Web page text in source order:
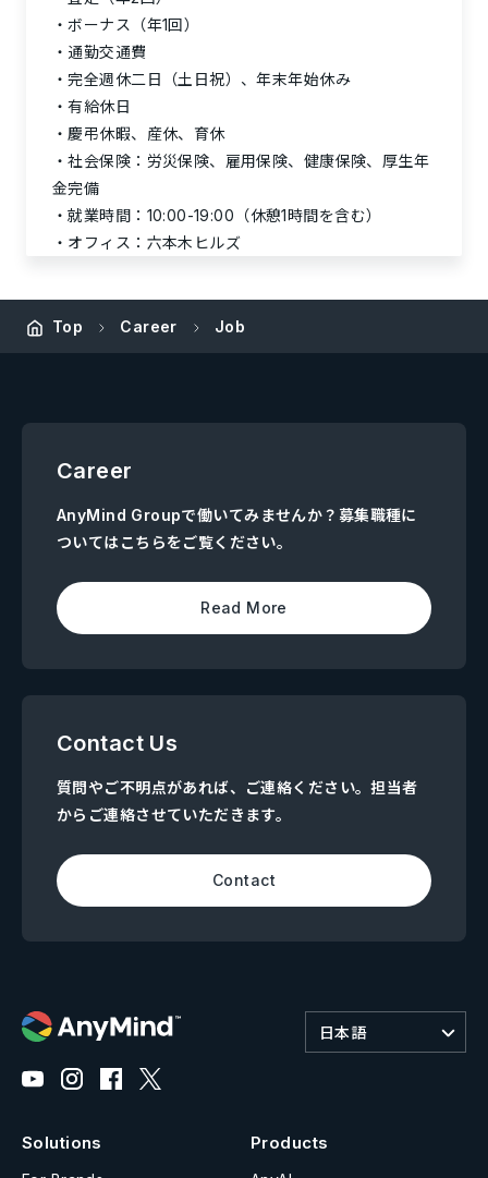
ボーナス（年1回）
通勤交通費
完全週休二日（土日祝）、年末年始休み
有給休日
慶弔休暇、産休、育休
社会保険：労災保険、雇用保険、健康保険、厚生年
金完備
就業時間：10:00-19:00（休憩1時間を含む）
オフィス：六本木ヒルズ
Top Career Job
Career
AnyMind Groupで働いてみませんか？募集職種に
ついてはこちらをご覧ください。
Read More
Contact Us
質問やご不明点があれば、ご連絡ください。担当者
からご連絡させていただきます。
Contact
日本語
Solutions Products